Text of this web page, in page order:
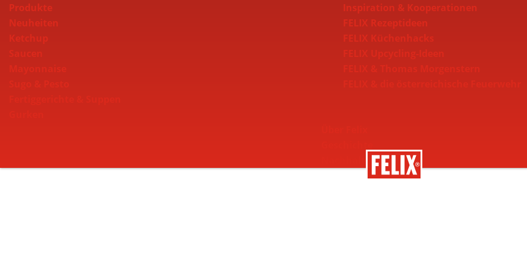
Produkte
Neuheiten
Ketchup
Saucen
Inspiration & Kooperationen
FELIX Rezeptideen
FELIX Küchenhacks
FELIX Upcycling-Ideen
Nachhaltigkeit